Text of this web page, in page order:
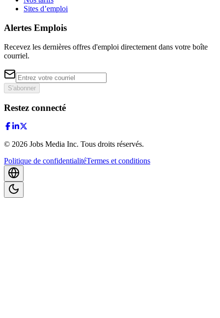
Sites d’emploi
Alertes Emplois
Recevez les dernières offres d'emploi directement dans votre boîte
courriel.
S'abonner
Restez connecté
© 2026 Jobs Media Inc. Tous droits réservés.
Politique de confidentialitéTermes et conditions